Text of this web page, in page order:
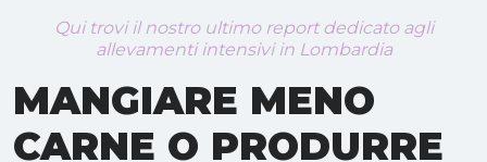
Qui trovi il nostro ultimo report dedicato agli
allevamenti intensivi in Lombardia
MANGIARE MENO
CARNE O PRODURRE